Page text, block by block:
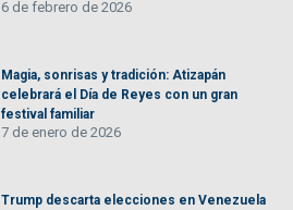
6 de febrero de 2026
Magia, sonrisas y tradición: Atizapán
celebrará el Día de Reyes con un gran
festival familiar
7 de enero de 2026
Trump descarta elecciones en Venezuela